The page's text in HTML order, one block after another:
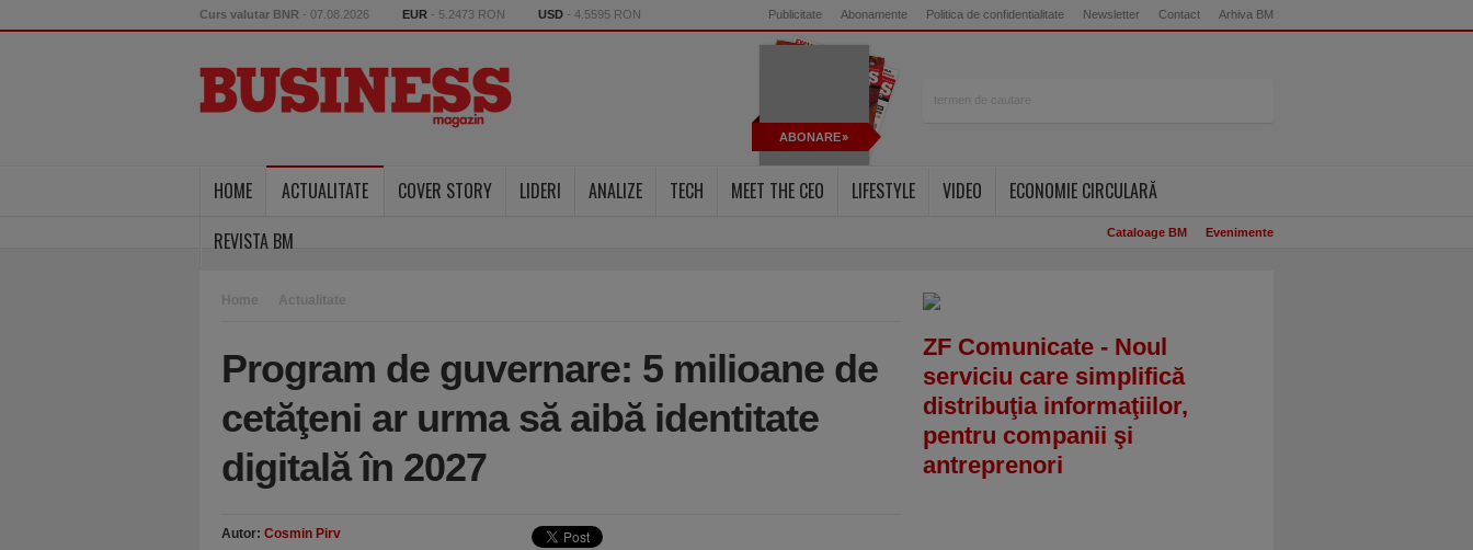
Curs valutar BNR - 07.08.2026 EUR - 5.2473 RON USD - 4.5595 RON Publicitate Abonamente Politica de confidentialitate Newsletter Contact Arhiva BM
ABONARE
HOME ACTUALITATE COVER STORY LIDERI ANALIZE TECH MEET THE CEO LIFESTYLE VIDEO
ECONOMIE CIRCULARĂ
REVISTA BM
Cataloage BM Evenimente
Home Actualitate
Program de guvernare: 5 milioane de
cetăţeni ar urma să aibă identitate
digitală în 2027
Autor: Cosmin Pirv
ZF Comunicate - Noul
serviciu care simplifică
distribuţia informaţiilor,
pentru companii şi
antreprenori